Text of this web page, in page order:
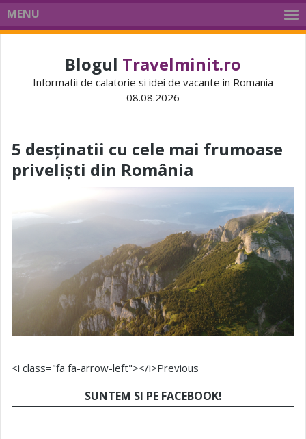
MENU
Blogul Travelminit.ro
Informatii de calatorie si idei de vacante in Romania
08.08.2026
5 desținatii cu cele mai frumoase
priveliști din România
<i class="fa fa-arrow-left"></i>Previous
SUNTEM SI PE FACEBOOK!